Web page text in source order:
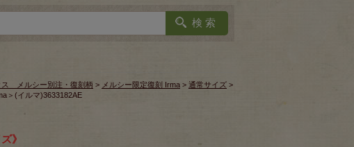
ス メルシー別注・復刻柄 > メルシー限定復刻 Irma > 通常サイズ >
＞(イルマ)3633182AE
》